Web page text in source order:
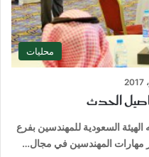
محليات
الحدث
السعودية للمهندسين بفرع
مهارات المهندسين في مجال…